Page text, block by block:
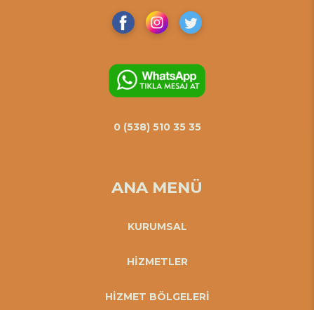
0 (538) 510 35 35
ANA MENÜ
KURUMSAL
HİZMETLER
HİZMET BÖLGELERİ